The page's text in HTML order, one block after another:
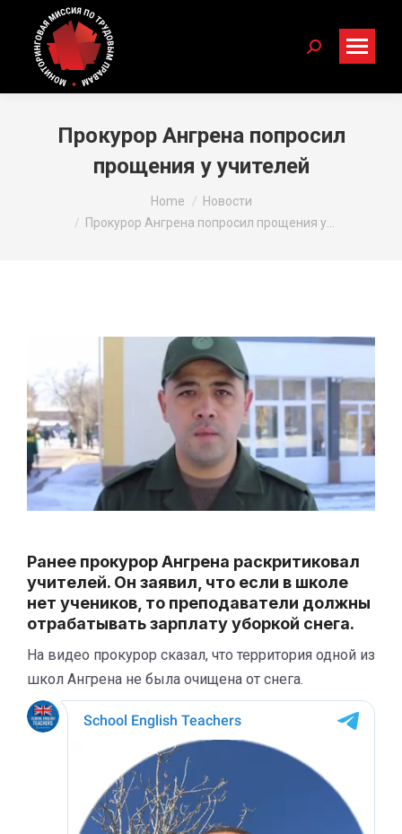
Search:
Прокурор Ангрена попросил
прощения у учителей
Home
Новости
Прокурор Ангрена попросил прощения у…
Ранее прокурор Ангрена раскритиковал
учителей. Он заявил, что если в школе
нет учеников, то преподаватели должны
отрабатывать зарплату уборкой снега.
На видео прокурор сказал, что территория одной из
школ Ангрена не была очищена от снега.